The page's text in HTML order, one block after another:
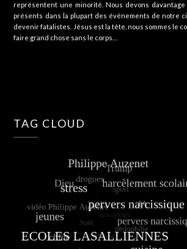
représentent une minorité. Nous devons
présents dans la plupart des événements de notre
devenir fatalistes. Jésus est la tête, nous sommes le
faire grand chose sans le corps…
TAG CLOUD